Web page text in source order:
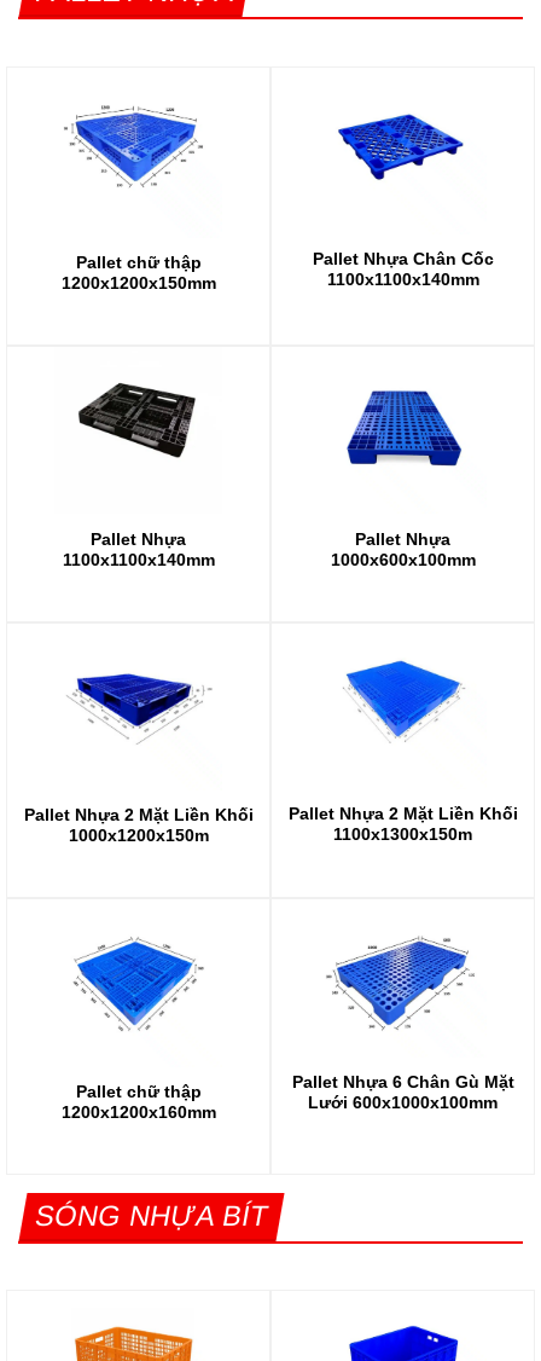
Pallet chữ thập
1200x1200x150mm
Pallet Nhựa Chân Cốc
1100x1100x140mm
Pallet Nhựa
1100x1100x140mm
Pallet Nhựa
1000x600x100mm
Pallet Nhựa 2 Mặt Liền Khối
1000x1200x150m
Pallet Nhựa 2 Mặt Liền Khối
1100x1300x150m
Pallet chữ thập
1200x1200x160mm
Pallet Nhựa 6 Chân Gù Mặt
Lưới 600x1000x100mm
SÓNG NHỰA BÍT